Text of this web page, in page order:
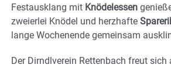
Festausklang mit Knödelessen
zweierlei Knödel und herzhafte
lange Wochenende gemeinsam
Der Dirndlverein Rettenbach freut sich